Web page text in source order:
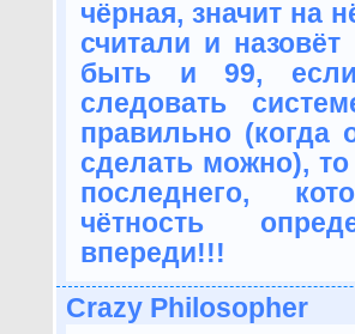
чёрная, значит на
считали и
быть и 99,
следовать
правильно (когда
сделать можно),
последнего,
чётность
впереди!!!
Crazy Philosopher